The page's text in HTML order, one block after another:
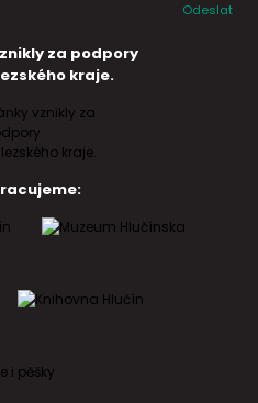
Odeslat
za podpory
kraje.